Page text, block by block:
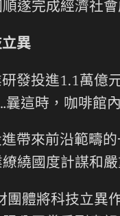
遂完成經濟社
異
發投進1.1萬億
曩這時，咖啡館
帶來前沿範疇
繞國度計謀和
團體將科技立異